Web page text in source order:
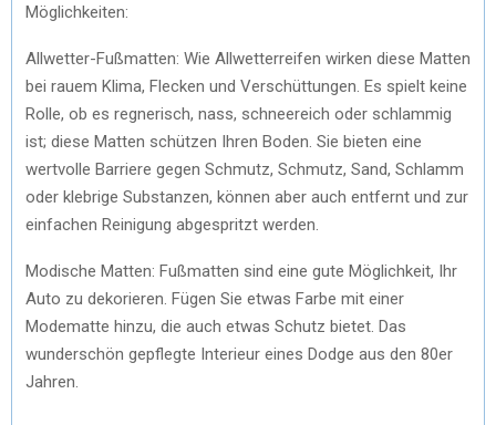
Möglichkeiten:
Allwetter-Fußmatten: Wie Allwetterreifen wirken diese Matten
bei rauem Klima, Flecken und Verschüttungen. Es spielt keine
Rolle, ob es regnerisch, nass, schneereich oder schlammig
ist; diese Matten schützen Ihren Boden. Sie bieten eine
wertvolle Barriere gegen Schmutz, Schmutz, Sand, Schlamm
oder klebrige Substanzen, können aber auch entfernt und zur
einfachen Reinigung abgespritzt werden.
Modische Matten: Fußmatten sind eine gute Möglichkeit, Ihr
Auto zu dekorieren. Fügen Sie etwas Farbe mit einer
Modematte hinzu, die auch etwas Schutz bietet. Das
wunderschön gepflegte Interieur eines Dodge aus den 80er
Jahren.